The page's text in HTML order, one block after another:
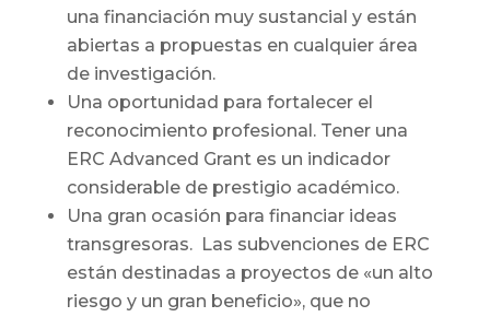
una financiación muy sustancial y están
abiertas a propuestas en cualquier área
de investigación.
Una oportunidad para fortalecer el
reconocimiento profesional. Tener una
ERC Advanced Grant es un indicador
considerable de prestigio académico.
Una gran ocasión para financiar ideas
transgresoras. Las subvenciones de ERC
están destinadas a proyectos de «un alto
riesgo y un gran beneficio», que no